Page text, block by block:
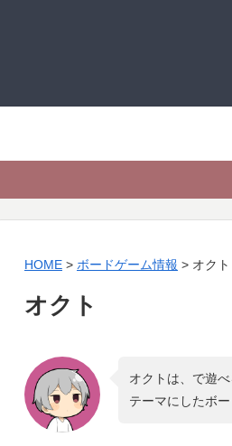
HOME > ボードゲーム情報 > オクト
オクト
オクトは、で遊
テーマにしたボ